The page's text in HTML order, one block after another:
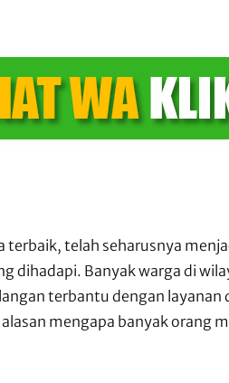
telah seharusnya
dihadapi. Banyak warga di
terbantu dengan
mengapa banyak orang